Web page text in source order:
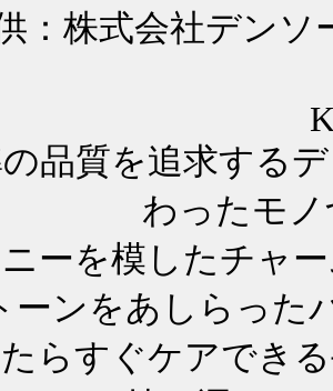
：株式会社デン
品質を追求する
わったモ
ーを模したチャ
ーンをあしらった
らすぐケアでき